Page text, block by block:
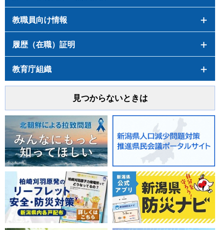
教職員向け情報
履歴（在職）証明
教育庁組織
見つからないときは